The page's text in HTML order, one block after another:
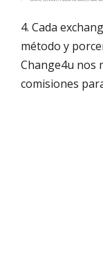
4. Cada
método y
Change4u nos
comisiones